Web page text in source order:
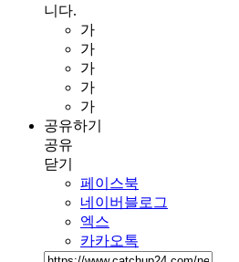
니다.
가
가
가
가
가
공유하기
공유
닫기
페이스북
네이버블로그
엑스
카카오톡